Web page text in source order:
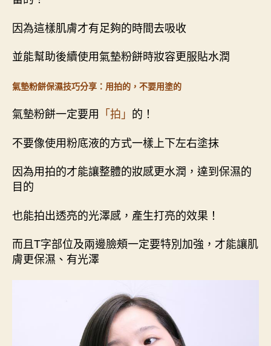
因為這樣肌膚才有足夠的時間去吸收
並能幫助後續使用氣墊粉餅時妝容更服貼水潤
氣墊粉餅保濕技巧分享：用拍的，不要用塗的
氣墊粉餅一定要用 「拍」 的！
不要像使用粉底液的方式一樣上下左右塗抹
因為用拍的才能讓整體的妝感更水潤，達到保濕的
目的
也能拍出透亮的光澤感，產生打亮的效果！
而且T字部位及兩邊臉頰一定要特別加強，才能讓肌
膚更保濕、有光澤